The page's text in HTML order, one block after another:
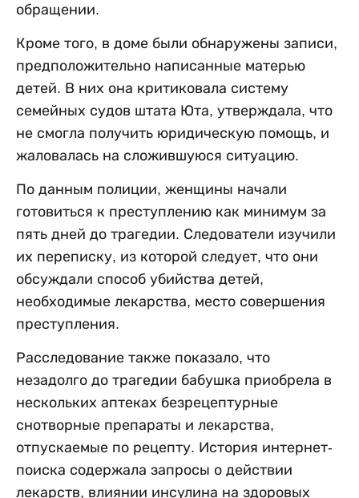
обращении.
Кроме того, в доме были обнаружены записи,
предположительно написанные матерью
детей. В них она критиковала систему
семейных судов штата Юта, утверждала, что
не смогла получить юридическую помощь, и
жаловалась на сложившуюся ситуацию.
По данным полиции, женщины начали
готовиться к преступлению как минимум за
пять дней до трагедии. Следователи изучили
их переписку, из которой следует, что они
обсуждали способ убийства детей,
необходимые лекарства, место совершения
преступления.
Расследование также показало, что
незадолго до трагедии бабушка приобрела в
нескольких аптеках безрецептурные
снотворные препараты и лекарства,
отпускаемые по рецепту. История интернет-
поиска содержала запросы о действии
лекарств, влиянии инсулина на здоровых